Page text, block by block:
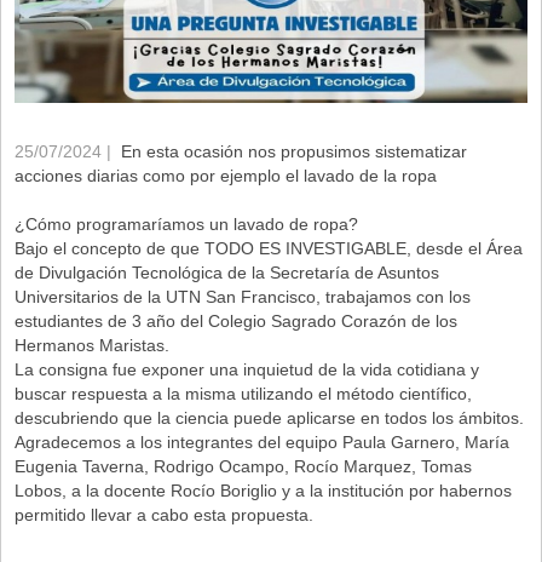
25/07/2024 | En esta ocasión nos propusimos sistematizar
acciones diarias como por ejemplo el lavado de la ropa
¿Cómo programaríamos un lavado de ropa?
Bajo el concepto de que TODO ES INVESTIGABLE, desde el Área
de Divulgación Tecnológica de la Secretaría de Asuntos
Universitarios de la UTN San Francisco, trabajamos con los
estudiantes de 3 año del Colegio Sagrado Corazón de los
Hermanos Maristas.
La consigna fue exponer una inquietud de la vida cotidiana y
buscar respuesta a la misma utilizando el método científico,
descubriendo que la ciencia puede aplicarse en todos los ámbitos.
Agradecemos a los integrantes del equipo Paula Garnero, María
Eugenia Taverna, Rodrigo Ocampo, Rocío Marquez, Tomas
Lobos, a la docente Rocío Boriglio y a la institución por habernos
permitido llevar a cabo esta propuesta.